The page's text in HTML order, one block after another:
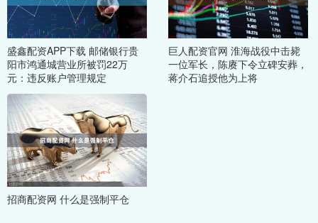
盛鑫配资APP下载 邮储银行贵
阳市鸿通城营业所被罚22万
元：违反账户管理规定
巨人配资官网 淮海战役中击毙
一位军长，陈赓下令立碑安葬，
蒋介石追授他为上将
招商配资网 什么是强制平仓